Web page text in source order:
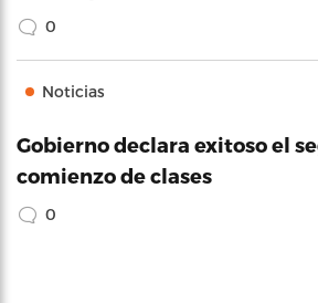
0
Noticias
Gobierno declara exitoso el
comienzo de clases
0